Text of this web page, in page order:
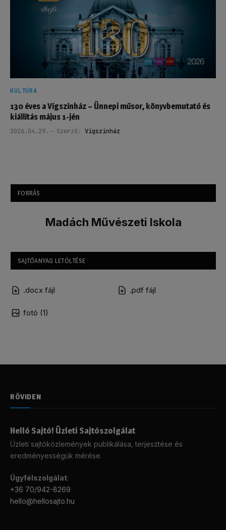
KULTÚRA
130 éves a Vígszínház – Ünnepi műsor, könyvbemutató és
kiállítás május 1-jén
2026.04.29. Szerző: Vígszínház
FORRÁS
Madách Művészeti Iskola
SAJTÓANYAG LETÖLTÉSE
.docx fájl .pdf fájl
fotó (1)
RÖVIDEN
Helló Sajtó! Üzleti Sajtószolgálat
Üzleti sajtóközlemények publikálása, terjesztése és
eredményességük mérése.
Ügyfélszolgálat:
+36 70/942-8269
hello@hellosajto.hu